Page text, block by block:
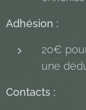
Adhésion :
20€
une
Contacts :